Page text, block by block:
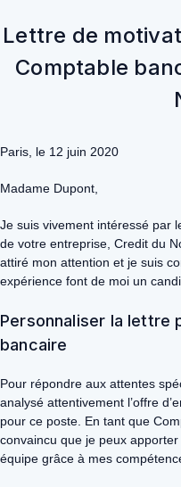
Lettre de
Comptable
Paris, le 12 juin 2020
Madame Dupont,
Je suis vivement intéressé par
de votre entreprise, Credit du
attiré mon attention et je suis
expérience font de moi un
Personnaliser la lettre
bancaire
Pour répondre aux attentes
analysé attentivement l’offre
pour ce poste. En tant que
convaincu que je peux
équipe grâce à mes